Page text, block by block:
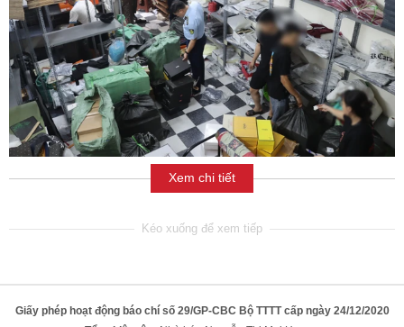
Xem chi tiết
Giấy phép hoạt động báo chí số 29/GP-CBC Bộ TTTT cấp ngày 24/12/2020